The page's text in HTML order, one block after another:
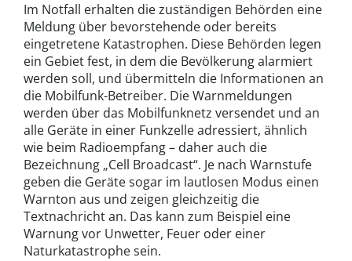
Im Notfall erhalten die zuständigen Behörden eine
Meldung über bevorstehende oder bereits
eingetretene Katastrophen. Diese Behörden legen
ein Gebiet fest, in dem die Bevölkerung alarmiert
werden soll, und übermitteln die Informationen an
die Mobilfunk-Betreiber. Die Warnmeldungen
werden über das Mobilfunknetz versendet und an
alle Geräte in einer Funkzelle adressiert, ähnlich
wie beim Radioempfang – daher auch die
Bezeichnung „Cell Broadcast“. Je nach Warnstufe
geben die Geräte sogar im lautlosen Modus einen
Warnton aus und zeigen gleichzeitig die
Textnachricht an. Das kann zum Beispiel eine
Warnung vor Unwetter, Feuer oder einer
Naturkatastrophe sein.